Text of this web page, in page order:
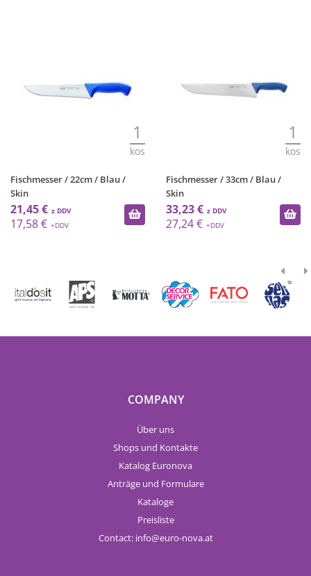
1
kos
Fischmesser / 22cm / Blau /
Skin
21,45 €
17,58 €
1
kos
Fischmesser / 33cm / Blau /
Skin
33,23 €
27,24 €
COMPANY
Über uns
Shops und Kontakte
Katalog Euronova
Anträge und Formulare
Kataloge
Preisliste
Contact: info euro-nova.at